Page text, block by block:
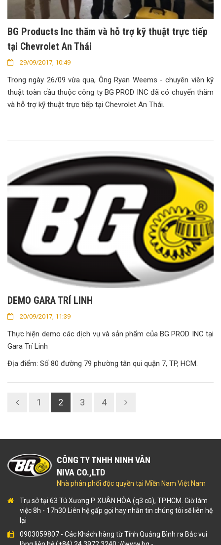
BG Products Inc thăm và hỗ trợ kỹ thuật trực tiếp
tại Chevrolet An Thái
29/09/2017, 10:49
Trong ngày 26/09 vừa qua, Ông Ryan Weems - chuyên viên kỹ
thuật toàn cầu thuộc công ty BG PROD INC đã có chuyến thăm
và hỗ trợ kỹ thuật trực tiếp tại Chevrolet An Thái.
DEMO GARA TRÍ LINH
20/09/2017, 11:39
Thực hiện demo các dịch vụ và sản phẩm của BG PROD INC tại
Gara Trí Linh
Địa điểm: Số 80 đường 79 phường tân qui quận 7, TP, HCM.
1 2 3 4
CÔNG TY TNHH NINH VÂN
NIVA CO.,LTD
Nhà phân phối độc quyền tại Miền Nam Việt Nam
Trụ sở tại 63 Tú Xương P. XUÂN HÒA (q3 cũ), TP.HCM. Giờ làm
việc 8h - 17h30 Liên hệ gấp gọi hay nhắn tin chúng tôi sẽ liên hệ
lại
0903059807 - Các Khách hàng từ Tỉnh Quảng Bình ra Bắc vui